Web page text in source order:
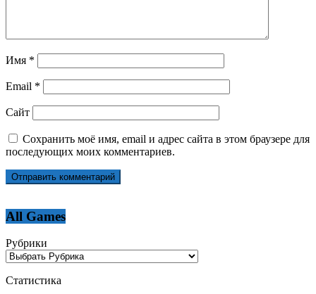
Имя *
Email *
Сайт
Сохранить моё имя, email и адрес сайта в этом браузере для
последующих моих комментариев.
All Games
Рубрики
Статистика